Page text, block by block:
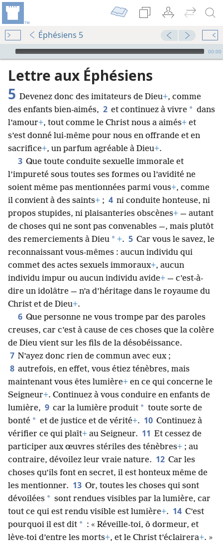
Éphésiens 5
Audio Player
00:00
Lettre aux Éphésiens
5 Devenez donc des imitateurs de Dieu+, comme
des enfants bien-aimés, 2 et continuez à vivre * dans
l’amour+, tout comme le Christ nous a aimés+ et
s’est donné lui-​même pour nous en offrande et en
sacrifice+, un parfum agréable à Dieu+.
3 Que toute conduite sexuelle immorale et
l’impureté sous toutes ses formes ou l’avidité ne
soient même pas mentionnées parmi vous+, comme
il convient à des saints+ ; 4 ni conduite honteuse, ni
propos stupides, ni plaisanteries obscènes+ — autant
de choses qui ne sont pas convenables —, mais plutôt
des remerciements à Dieu * +. 5 Car vous le savez, le
reconnaissant vous-​mêmes : aucun individu qui
commet des actes sexuels immoraux+, aucun
individu impur ou aucun individu avide+ — c’est-à-
dire un idolâtre — n’a d’héritage dans le royaume du
Christ et de Dieu+.
6 Que personne ne vous trompe par des paroles
creuses, car c’est à cause de ces choses que la colère
de Dieu vient sur les fils de la désobéissance.
7 N’ayez donc rien de commun avec eux ;
8 autrefois, en effet, vous étiez ténèbres, mais
maintenant vous êtes lumière+ en ce qui concerne le
Seigneur+. Continuez à vous conduire en enfants de
lumière, 9 car la lumière produit * toute sorte de
bonté * et de justice et de vérité+. 10 Continuez à
vérifier ce qui plaît+ au Seigneur. 11 Et cessez de
participer aux œuvres stériles des ténèbres+ ; au
contraire, dévoilez leur vraie nature. 12 Car les
choses qu’ils font en secret, il est honteux même de
les mentionner. 13 Or, toutes les choses qui sont
dévoilées * sont rendues visibles par la lumière, car
tout ce qui est rendu visible est lumière+. 14 C’est
pourquoi il est dit * : « Réveille-​toi, ô dormeur, et
lève-​toi d’entre les morts+, et le Christ t’éclairera+. »